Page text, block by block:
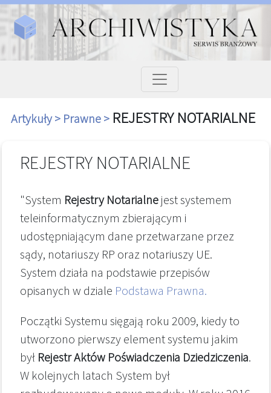
Artykuły > Prawne > REJESTRY NOTARIALNE
REJESTRY NOTARIALNE
"System Rejestry Notarialnejest systemem
teleinformatycznym zbierającym i
udostępniającym dane przetwarzane przez
sądy, notariuszy RP oraz notariuszy UE.
System działa na podstawie przepisów
opisanych w dziale Podstawa Prawna.
Początki Systemu sięgają roku 2009, kiedy to
utworzono pierwszy element systemu jakim
był Rejestr Aktów Poświadczenia Dziedziczenia.
W kolejnych latach System był